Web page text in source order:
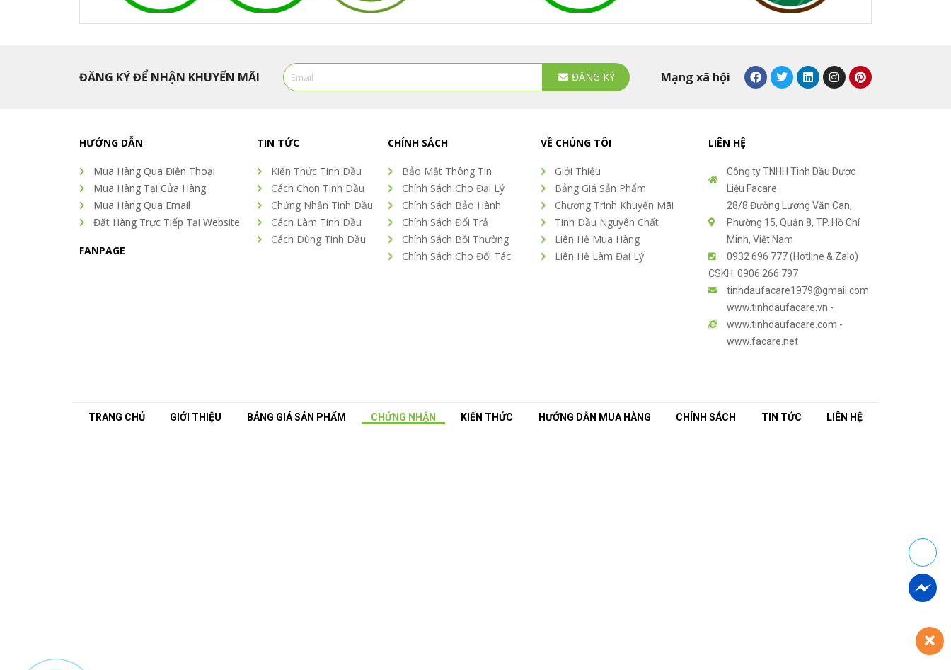
ĐĂNG KÝ ĐỂ NHẬN KHUYẾN MÃI Email ĐĂNG KÝ Mạng xã hội F
a
c
T
w
i
L
i
n
I
n
s
P
i
n
HƯỚNG DẪN
Mua Hàng Qua Điện Thoại
Mua Hàng Tại Cửa Hàng
Mua Hàng Qua Email
Đặt Hàng Trực Tiếp Tại Website
FANPAGE
TIN TỨC
Kiến Thức Tinh Dầu
Cách Chọn Tinh Dầu
Chứng Nhận Tinh Dầu
Cách Làm Tinh Dầu
Cách Dùng Tinh Dầu
CHÍNH SÁCH
Bảo Mật Thông Tin
Chính Sách Cho Đại Lý
Chính Sách Bảo Hành
Chính Sách Đổi Trả
Chính Sách Bồi Thường
Chính Sách Cho Đối Tác
VỀ CHÚNG TÔI
Giới Thiệu
Bảng Giá Sản Phẩm
Chương Trình Khuyến Mãi
Tinh Dầu Nguyên Chất
Liên Hệ Mua Hàng
Liên Hệ Làm Đại Lý
LIÊN HỆ
Công ty TNHH Tinh Dầu Dược
Liệu Facare
28/8 Đường Lương Văn Can,
Phường 15, Quận 8, TP. Hồ Chí
Minh, Việt Nam
0932 696 777 (Hotline & Zalo)
CSKH: 0906 266 797
tinhdaufacare1979@gmail.com
www.tinhdaufacare.vn -
www.tinhdaufacare.com -
www.facare.net
TRANG CHỦ GIỚI THIỆU BẢNG GIÁ SẢN PHẨM CHỨNG NHẬN KIẾN THỨC HƯỚNG DẪN MUA HÀNG CHÍNH SÁCH TIN TỨC LIÊN HỆ